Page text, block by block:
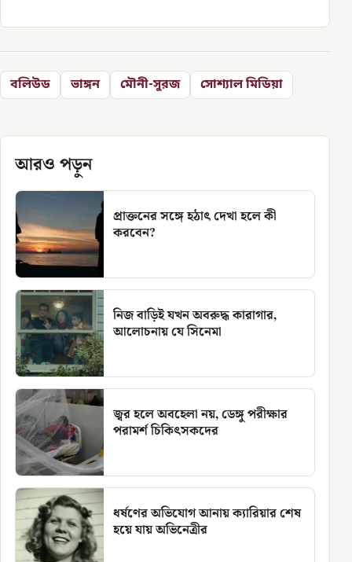
বলিউড ভাঙ্গন মৌনী-সুরজ সোশ্যাল মিডিয়া
আরও পড়ুন
প্রাক্তনের সঙ্গে হঠাৎ দেখা হলে কী
করবেন?
নিজ বাড়িই যখন অবরুদ্ধ কারাগার,
আলোচনায় যে সিনেমা
জ্বর হলে অবহেলা নয়, ডেঙ্গু পরীক্ষার
পরামর্শ চিকিৎসকদের
ধর্ষণের অভিযোগ আনায় ক্যারিয়ার শেষ
হয়ে যায় অভিনেত্রীর